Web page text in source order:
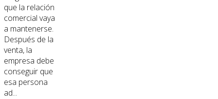
que la relación
comercial vaya
a mantenerse.
Después de la
venta, la
empresa debe
conseguir que
esa persona
ad...